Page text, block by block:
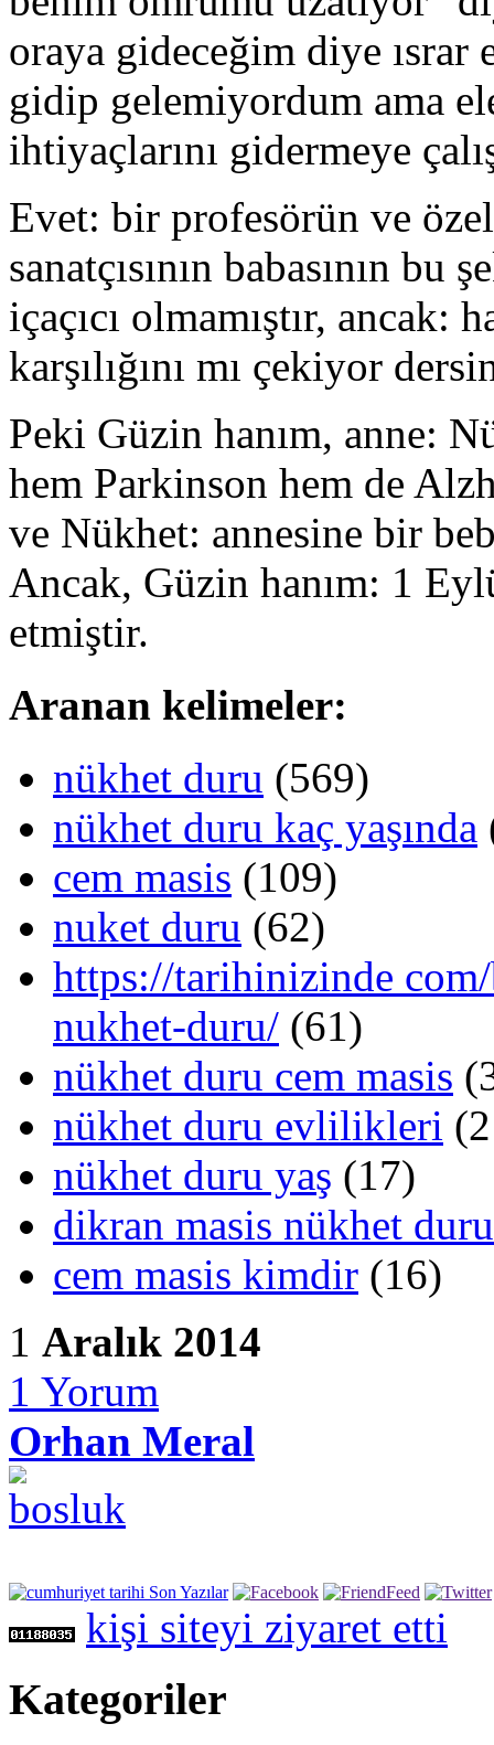
oraya gideceğim diye ısrar
gidip gelemiyordum ama
ihtiyaçlarını gidermeye
Evet: bir profesörün ve
sanatçısının babasının bu
içaçıcı olmamıştır, ancak:
karşılığını mı çekiyor
Peki Güzin hanım, anne:
hem Parkinson hem de
ve Nükhet: annesine bir
Ancak, Güzin hanım: 1
etmiştir.
Aranan kelimeler:
nükhet duru (569)
nükhet duru kaç yaşında
cem masis (109)
nuket duru (62)
https://tarihinizinde
nukhet-duru/ (61)
nükhet duru cem masis
nükhet duru evlilikleri
nükhet duru yaş (17)
dikran masis nükhet duru
cem masis kimdir (16)
1 Aralık 2014
1 Yorum
Orhan Meral
kişi siteyi ziyaret etti
Kategoriler